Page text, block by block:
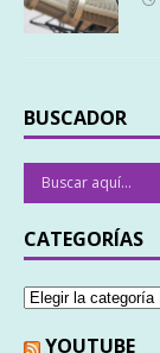
BUSCADOR
CATEGORÍAS
YOUTUBE